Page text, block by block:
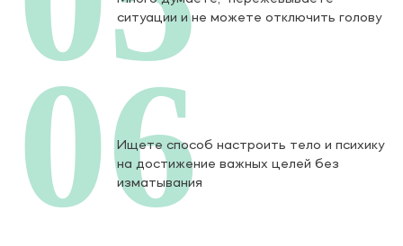
ситуации и не можете отключить голову
Ищете способ настроить тело и психику
на достижение важных целей без
изматывания
06